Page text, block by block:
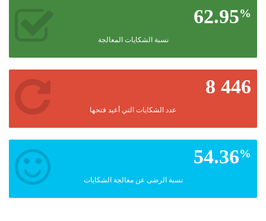
62.95%
نسبة الشكايات المعالجة
8 446
عدد الشكايات التي أعيد فتحها
54.36%
نسبة الرضى عن معالجة الشكايات